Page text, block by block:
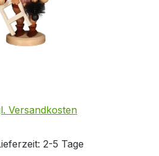
Versandkosten
2-5 Tage